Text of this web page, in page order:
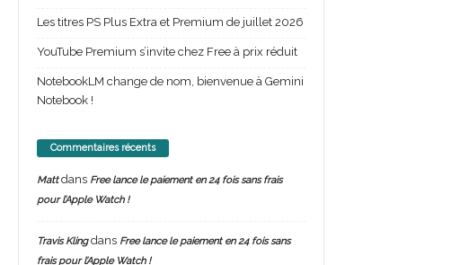
Les titres PS Plus Extra et Premium de juillet 2026
YouTube Premium s’invite chez Free à prix réduit
NotebookLM change de nom, bienvenue à Gemini
Notebook !
Commentaires récents
Mattdans Free lance le paiement en 24 fois sans frais
pour l’Apple Watch !
Travis Klingdans Free lance le paiement en 24 fois sans
frais pour l’Apple Watch !